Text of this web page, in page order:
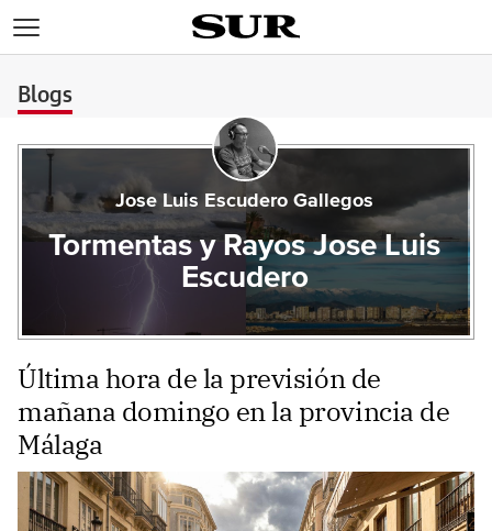
Blogs
Jose Luis Escudero Gallegos
Tormentas y Rayos Jose Luis
Escudero
Última hora de la previsión de
mañana domingo en la provincia de
Málaga